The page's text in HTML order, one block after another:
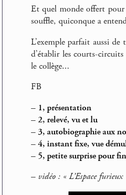
Et quel monde offert
souffle, quiconque a
L’exemple parfait aussi
d’établir les courts-
le collège...
FB
– 1, présentation
– 2, relevé, vu et lu
– 3, autobiographie aux
– 4, instant fixe, vue
– 5, petite surprise pour
– vidéo : « L’Espace